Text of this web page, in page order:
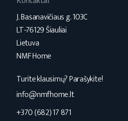
J. Basanavičiaus g. 103C
LT-76129 Šiauliai
Lietuva
NMF Home
Turite klausimų? Parašykite!
info@nmfhome.lt
+370 (682) 17 871